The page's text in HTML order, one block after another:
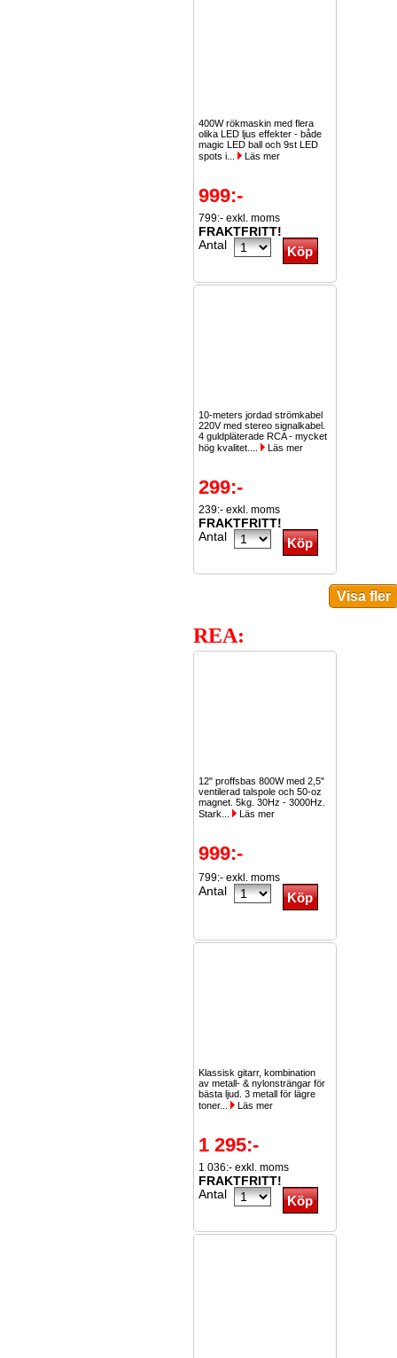
400W rökmaskin med flera
olika LED ljus effekter - både
magic LED ball och 9st LED
spots i...
Läs mer
999:-
799:- exkl. moms
FRAKTFRITT!
Antal
10-meters jordad strömkabel
220V med stereo signalkabel.
4 guldpläterade RCA - mycket
hög kvalitet....
Läs mer
299:-
239:- exkl. moms
FRAKTFRITT!
Antal
REA:
12" proffsbas 800W med 2,5"
ventilerad talspole och 50-oz
magnet. 5kg. 30Hz - 3000Hz.
Stark...
Läs mer
999:-
799:- exkl. moms
Antal
Klassisk gitarr, kombination
av metall- & nylonsträngar för
bästa ljud. 3 metall för lägre
toner...
Läs mer
1 295:-
1 036:- exkl. moms
FRAKTFRITT!
Antal